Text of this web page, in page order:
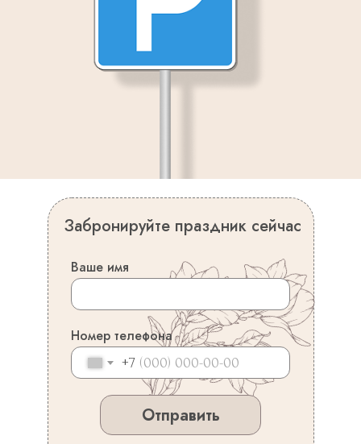
Ваше имя
Номер телефона
+7
Отправить
Забронируйте праздник сейчас